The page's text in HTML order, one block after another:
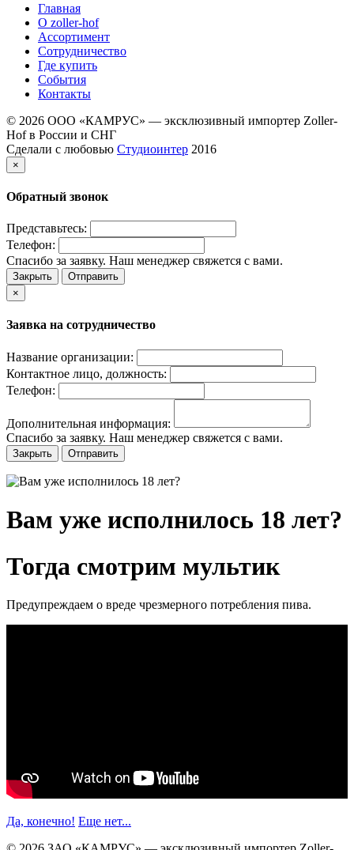
Главная
О zoller-hof
Ассортимент
Сотрудничество
Где купить
Cобытия
Контакты
© 2026 ООО «КАМРУС» — эксклюзивный импортер Zoller-
Hof в России и СНГ
Сделали с любовью Студиоинтер 2016
×
Обратный звонок
Представьтесь:
Телефон:
Спасибо за заявку. Наш менеджер свяжется с вами.
Закрыть
Отправить
×
Заявка на сотрудничество
Название организации:
Контактное лицо, должность:
Телефон:
Дополнительная информация:
Спасибо за заявку. Наш менеджер свяжется с вами.
Закрыть Отправить
Вам уже исполнилось 18 лет?
Тогда смотрим мультик
Предупреждаем о вреде чрезмерного потребления пива.
Да, конечно! Еще нет...